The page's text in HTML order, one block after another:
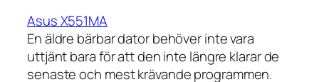
Asus X551MA
En äldre bärbar dator behöver inte vara
uttjänt bara för att den inte längre klarar de
senaste och mest krävande programmen.